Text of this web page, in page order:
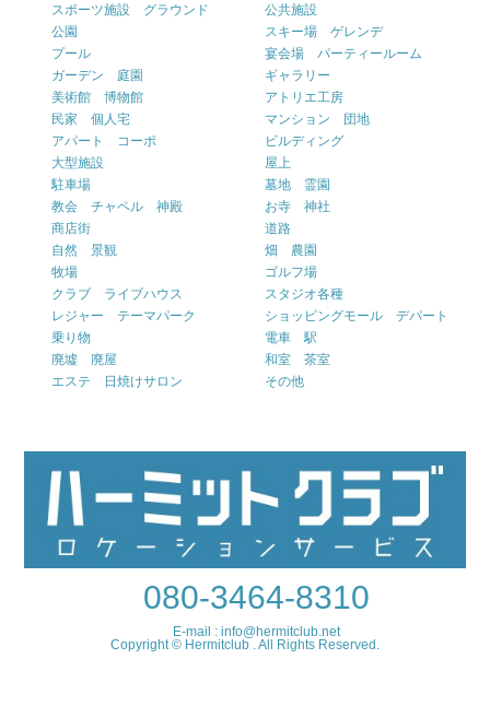
スポーツ施設 グラウンド
公共施設
公園
スキー場 ゲレンデ
プール
宴会場 パーティールーム
ガーデン 庭園
ギャラリー
美術館 博物館
アトリエ工房
民家 個人宅
マンション 団地
アパート コーポ
ビルディング
大型施設
屋上
駐車場
墓地 霊園
教会 チャペル 神殿
お寺 神社
商店街
道路
自然 景観
畑 農園
牧場
ゴルフ場
クラブ ライブハウス
スタジオ各種
レジャー テーマパーク
ショッピングモール デパート
乗り物
電車 駅
廃墟 廃屋
和室 茶室
エステ 日焼けサロン
その他
080-3464-8310
E-mail : info@hermitclub.net
Copyright © Hermitclub . All Rights Reserved.